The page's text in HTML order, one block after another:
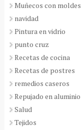
Muñecos con moldes
navidad
Pintura en vidrio
punto cruz
Recetas de cocina
Recetas de postres
remedios caseros
Repujado en aluminio
Salud
Tejidos